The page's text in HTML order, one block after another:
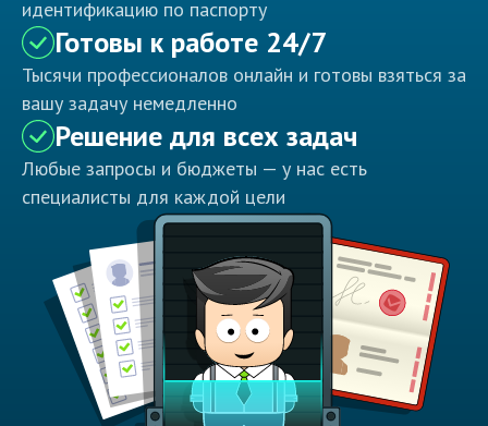
идентификацию по паспорту
Готовы к работе 24/7
Тысячи профессионалов онлайн и готовы взяться за
вашу задачу немедленно
Решение для всех задач
Любые запросы и бюджеты — у нас есть
специалисты для каждой цели